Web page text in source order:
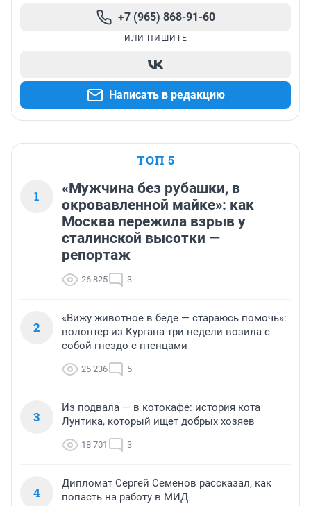
+7 (965) 868-91-60
ИЛИ ПИШИТЕ
Написать в редакцию
ТОП 5
1
«Мужчина без рубашки, в
окровавленной майке»: как
Москва пережила взрыв у
сталинской высотки —
репортаж
26 825 3
2
«Вижу животное в беде — стараюсь помочь»:
волонтер из Кургана три недели возила с
собой гнездо с птенцами
25 236 5
3
Из подвала — в котокафе: история кота
Лунтика, который ищет добрых хозяев
18 701 3
4
Дипломат Сергей Семенов рассказал, как
попасть на работу в МИД